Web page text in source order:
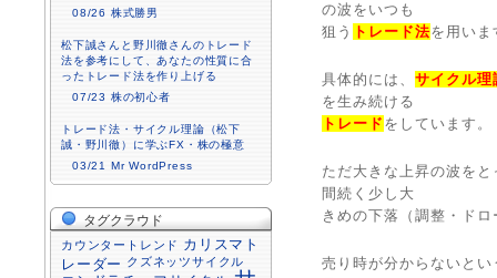
の波をいつも
狙う トレード法を用いま
具体的には、 サイクル理
を生み続ける
トレード をしています。
ただ大きな上昇の波を
間続く少し大
きめの下落（調整・ド
売り時が分からないとい
08/26 株式勝男
松下誠さんと野川徹さんのトレード
法を参考にして、あなたの性質に合
ったトレード法を作り上げる
07/23 株の初心者
トレード法・サイクル理論（松下
誠・野川徹）に学ぶFX・株の極意
03/21
Mr WordPress
タグクラウド
カウンタートレンド カリスマト
レーダー クズネッツサイクル